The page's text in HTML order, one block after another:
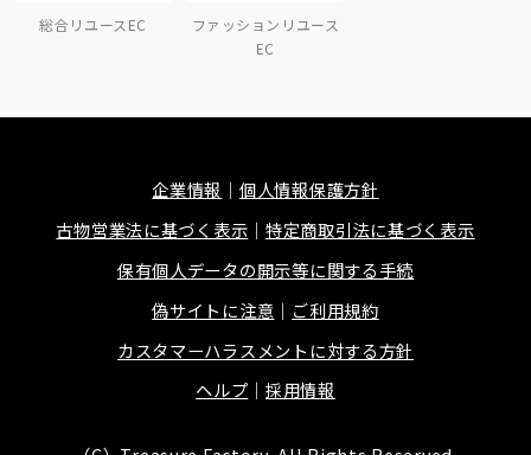
総合リユースEC
ファッションリユース
EC
企業情報
個人情報保護方針
古物営業法に基づく表示
特定商取引法に基づく表示
保有個人データの開示等に関する手続
偽サイトに注意
ご利用規約
カスタマーハラスメントに対する方針
ヘルプ
採用情報